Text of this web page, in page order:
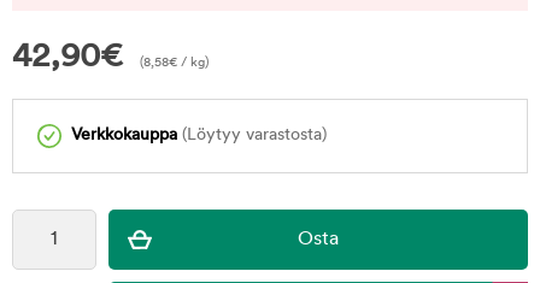
42,90€ (8,58€ / kg)
Verkkokauppa (Löytyy varastosta)